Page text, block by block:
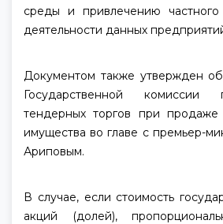
среды и привлечению
деятельности данных
Документом также утвержден
Государственной
тендерных торгов при продаже
имущества во главе с премьер-
Ариповым.
В случае, если стоимость
акций (долей),